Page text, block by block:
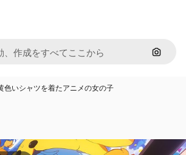
画像で
色いシャツを着たアニメの女の子